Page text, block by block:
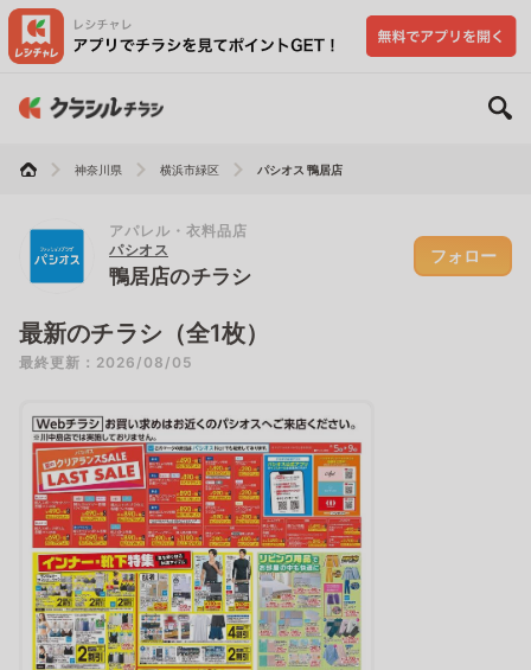
神奈川県 横浜市緑区 パシオス 鴨居店
アパレル・衣料品店
パシオス
鴨居店のチラシ
フォロー
最新のチラシ（全1枚）
最終更新：2026/08/05